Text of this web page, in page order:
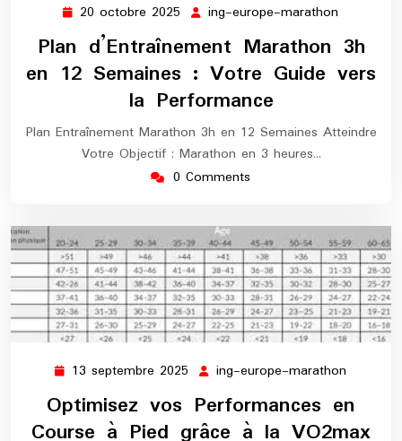
20 octobre 2025 20
octobre
2025
ing-europe-marathon
europe-
marathon
Plan d’Entraînement Marathon 3h
en 12 Semaines : Votre Guide vers
la Performance
Plan Entraînement Marathon 3h en 12 Semaines Atteindre
Votre Objectif : Marathon en 3 heures…
0 Comments
13 septembre 2025 13
septembre
2025
ing-europe-marathon
Optimisez vos Performances en
Course à Pied grâce à la VO2max